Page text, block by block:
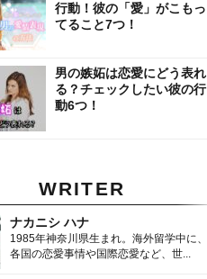
行動！彼の「愛」がこもっ
てること7つ！
男の嫉妬は恋愛にどう表れ
る？チェックしたい彼の行
動6つ！
WRITER
ナカニシ ハナ
1985年神奈川県生まれ。海外留学中に、
各国の恋愛事情や国際恋愛など、世...